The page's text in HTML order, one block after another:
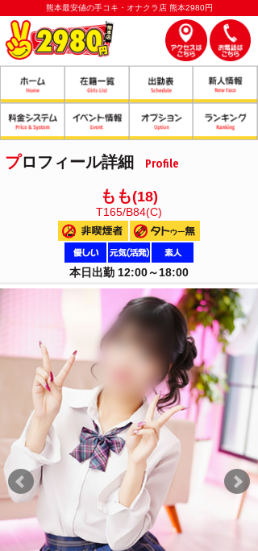
熊本最安値の手コキ・オナクラ店 熊本2980円
プロフィール詳細 Profile
もも(18)
T165/B84(C)
本日出勤 12:00～18:00